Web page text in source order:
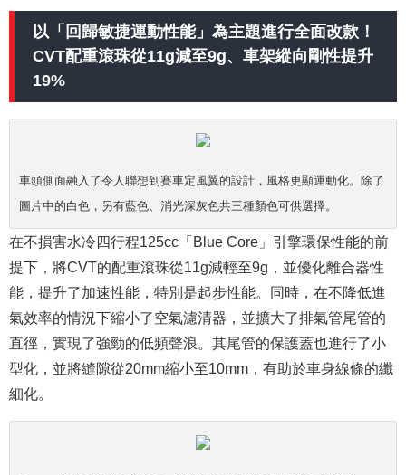
以「回歸敏捷運動性能」為主題進行全面改款！
CVT配重滾珠從11g減至9g、車架縱向剛性提升
19%
車頭側面融入了令人聯想到賽車定風翼的設計，風格更顯運動化。除了
圖片中的白色，另有藍色、消光深灰色共三種顏色可供選擇。
在不損害水冷四行程125cc「Blue Core」引擎環保性能的前
提下，將CVT的配重滾珠從11g減輕至9g，並優化離合器性
能，提升了加速性能，特別是起步性能。同時，在不降低進
氣效率的情況下縮小了空氣濾清器，並擴大了排氣管尾管的
直徑，實現了強勁的低頻聲浪。其尾管的保護蓋也進行了小
型化，並將縫隙從20mm縮小至10mm，有助於車身線條的纖
細化。